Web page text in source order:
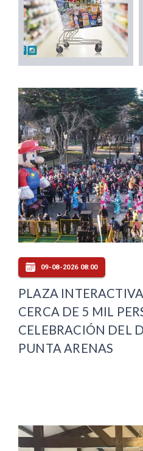
09-08-2026 08:00
PLAZA
CERCA DE 5 MIL
CELEBRACIÓN DEL
PUNTA ARENAS